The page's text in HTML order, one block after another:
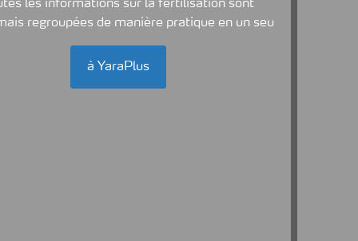
sont
en un seu
Mises à jour régulières pour les agriculteurs